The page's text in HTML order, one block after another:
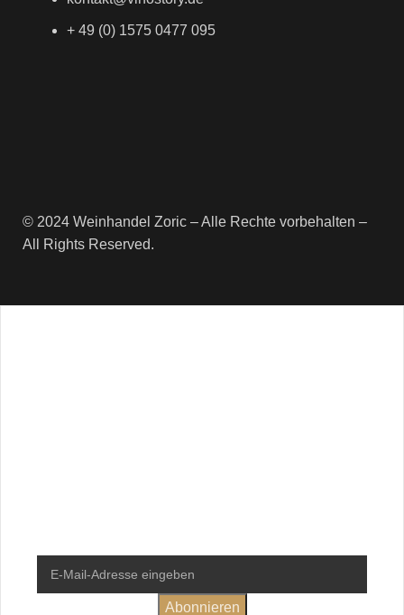
+ 49 (0) 1575 0477 095
© 2024 Weinhandel Zoric – Alle Rechte vorbehalten –
All Rights Reserved.